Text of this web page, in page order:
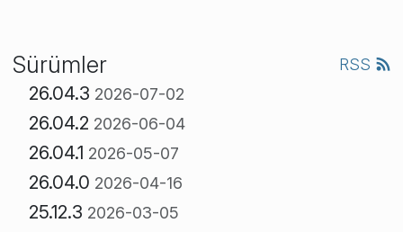
Sürümler RSS
26.04.3 2026-07-02
26.04.2 2026-06-04
26.04.1 2026-05-07
26.04.0 2026-04-16
25.12.3 2026-03-05